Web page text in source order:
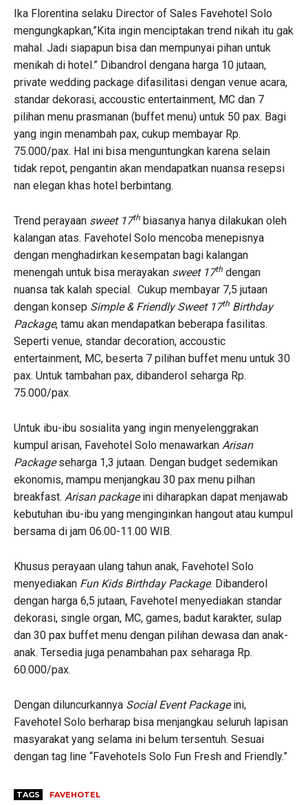
Ika Florentina selaku Director of Sales Favehotel Solo
mengungkapkan,”Kita ingin menciptakan trend nikah itu gak
mahal. Jadi siapapun bisa dan mempunyai pihan untuk
menikah di hotel.” Dibandrol dengana harga 10 jutaan,
private wedding package difasilitasi dengan venue acara,
standar dekorasi, accoustic entertainment, MC dan 7
pilihan menu prasmanan (buffet menu) untuk 50 pax. Bagi
yang ingin menambah pax, cukup membayar Rp.
75.000/pax. Hal ini bisa menguntungkan karena selain
tidak repot, pengantin akan mendapatkan nuansa resepsi
nan elegan khas hotel berbintang.
Trend perayaan sweet 17th biasanya hanya dilakukan oleh
kalangan atas. Favehotel Solo mencoba menepisnya
dengan menghadirkan kesempatan bagi kalangan
menengah untuk bisa merayakan sweet 17th dengan
nuansa tak kalah special. Cukup membayar 7,5 jutaan
dengan konsep Simple & Friendly Sweet 17th Birthday
Package, tamu akan mendapatkan beberapa fasilitas.
Seperti venue, standar decoration, accoustic
entertainment, MC, beserta 7 pilihan buffet menu untuk 30
pax. Untuk tambahan pax, dibanderol seharga Rp.
75.000/pax.
Untuk ibu-ibu sosialita yang ingin menyelenggrakan
kumpul arisan, Favehotel Solo menawarkan Arisan
Packageseharga 1,3 jutaan. Dengan budget sedemikan
ekonomis, mampu menjangkau 30 pax menu pilhan
breakfast. Arisan packageini diharapkan dapat menjawab
kebutuhan ibu-ibu yang menginginkan hangout atau kumpul
bersama di jam 06.00-11.00 WIB.
Khusus perayaan ulang tahun anak, Favehotel Solo
menyediakan Fun Kids Birthday Package. Dibanderol
dengan harga 6,5 jutaan, Favehotel menyediakan standar
dekorasi, single organ, MC, games, badut karakter, sulap
dan 30 pax buffet menu dengan pilihan dewasa dan anak-
anak. Tersedia juga penambahan pax seharaga Rp.
60.000/pax.
Dengan diluncurkannya Social Event Packageini,
Favehotel Solo berharap bisa menjangkau seluruh lapisan
masyarakat yang selama ini belum tersentuh. Sesuai
dengan tag line “Favehotels Solo Fun Fresh and Friendly.”
TAGS FAVEHOTEL